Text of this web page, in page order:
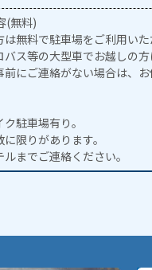
(無料)
は無料で駐車場をご利用いた
ス等の大型車でお越しの
前にご連絡がない場合は、
駐車場有り。
限りがあります。
までご連絡ください。